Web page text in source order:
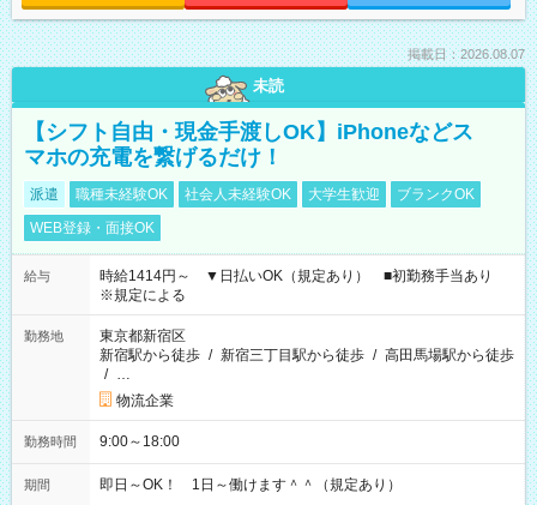
掲載日：2026.08.07
未読
【シフト自由・現金手渡しOK】iPhoneなどス
マホの充電を繋げるだけ！
派遣 職種未経験OK 社会人未経験OK 大学生歓迎
ブランクOK
WEB登録・面接OK
給与
時給1414円～ ▼日払いOK（規定あり） ■初勤務手当あり
※規定による
勤務地
東京都新宿区
新宿駅から徒歩 / 新宿三丁目駅から徒歩 / 高田馬場駅から徒歩
/ …
物流企業
勤務時間 9:00～18:00
期間 即日～OK！ 1日～働けます＾＾（規定あり）